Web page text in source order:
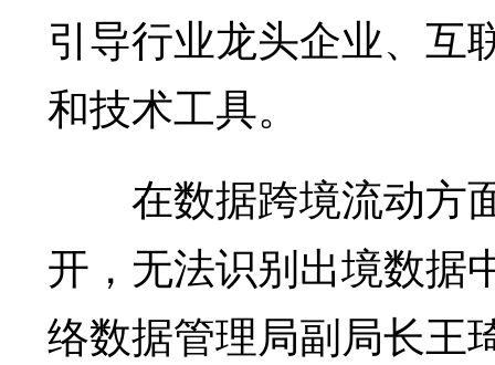
引导行业龙头企业、互
和技术工具。
在数据跨境流动方
开，无法识别出境数据
络数据管理局副局长王